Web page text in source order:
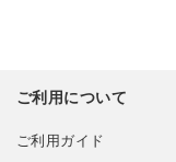
ご利用について
ご利用ガイド